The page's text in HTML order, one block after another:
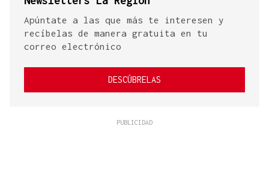
Apúntate a las que más te interesen y
recíbelas de manera gratuita en tu
correo electrónico
DESCÚBRELAS